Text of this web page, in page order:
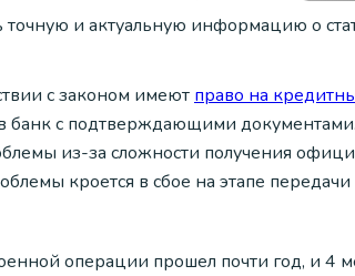
точную и актуальную информацию о
с законом имеют право на
банк с подтверждающими
из-за сложности получения
кроется в сбое на этапе
операции прошел почти год, и 4